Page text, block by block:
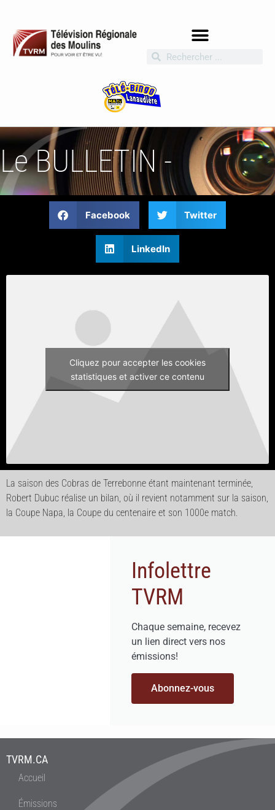
Le BULLETIN -
Facebook Twitter
LinkedIn
Cliquez pour accepter les cookies
statistiques et activer ce contenu
La saison des Cobras de Terrebonne étant maintenant terminée,
Robert Dubuc réalise un bilan, où il revient notamment sur la saison,
la Coupe Napa, la Coupe du centenaire et son 1000e match.
Infolettre
TVRM
Chaque semaine, recevez
un lien direct vers nos
émissions!
Abonnez-vous
TVRM.CA
Accueil
Émissions